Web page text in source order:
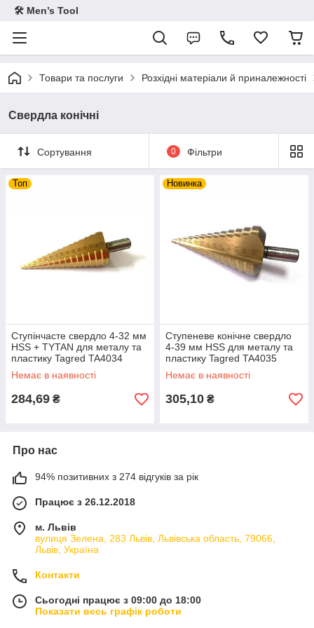
🛠 Men’s Tool
Товари та послуги Розхідні матеріали й приналежності
Свердла конічні
Сортування 0 Фільтри
Топ
Ступінчасте свердло 4-32 мм
HSS + TYTAN для металу та
пластику Tagred TA4034
Немає в наявності
284,69 ₴
Новинка
Ступеневе конічне свердло
4-39 мм HSS для металу та
пластику Tagred TA4035
Немає в наявності
305,10 ₴
Про нас
94% позитивних з 274 відгуків за рік
Працює з 26.12.2018
м. Львів
вулиця Зелена, 283 Львів, Львівська область, 79066,
Львів, Україна
Контакти
Сьогодні працює з 09:00 до 18:00
Показати весь графік роботи